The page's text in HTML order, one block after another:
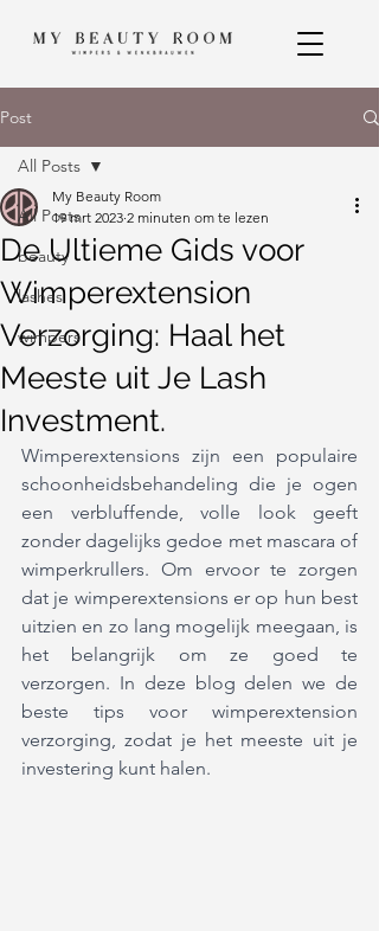
Post
All Posts
beauty
lashes
wimpers
All Posts
De Ultieme Gids voor
Wimperextension
Verzorging: Haal het
Meeste uit Je Lash
Investment.
My Beauty Room
19 mrt 2023 2 minuten om te lezen
Wimperextensions zijn een populaire
schoonheidsbehandeling die je ogen
een verbluffende, volle look geeft
zonder dagelijks gedoe met mascara of
wimperkrullers. Om ervoor te zorgen
dat je wimperextensions er op hun best
uitzien en zo lang mogelijk meegaan, is
het belangrijk om ze goed te
verzorgen. In deze blog delen we de
beste tips voor wimperextension
verzorging, zodat je het meeste uit je
investering kunt halen.